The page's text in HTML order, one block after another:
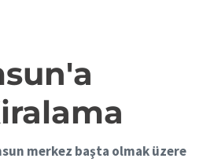
merkez başta olmak üzere